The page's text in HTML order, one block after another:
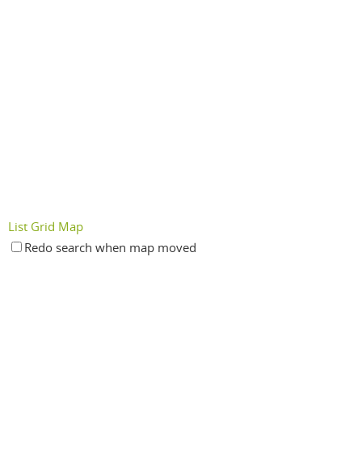
List Grid Map
Redo search when map moved